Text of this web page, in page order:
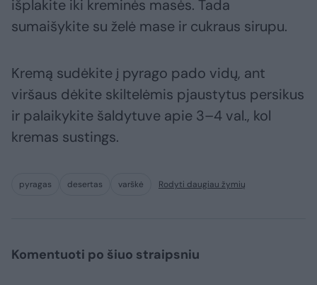
išplakite iki kreminės masės. Tada
sumaišykite su želė mase ir cukraus sirupu.
Kremą sudėkite į pyrago pado vidų, ant
viršaus dėkite skiltelėmis pjaustytus persikus
ir palaikykite šaldytuve apie 3–4 val., kol
kremas sustings.
pyragas desertas varškė Rodyti daugiau žymių
Komentuoti po šiuo straipsniu